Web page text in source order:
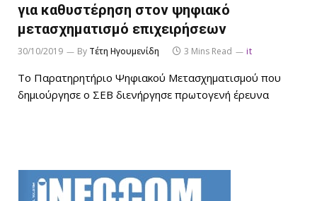
για καθυστέρηση στον ψηφιακό
μετασχηματισμό επιχειρήσεων
30/10/2019 By Τέτη Ηγουμενίδη 3 Mins Read it
Το Παρατηρητήριο Ψηφιακού Μετασχηματισμού που
δημιούργησε ο ΣΕΒ διενήργησε πρωτογενή έρευνα